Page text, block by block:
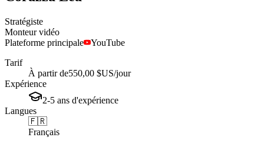
Stratégiste
Monteur vidéo
Plateforme principale
YouTube
Tarif
À partir de550,00 $US/jour
Expérience
2-5 ans d'expérience
Langues
🇫🇷
Français